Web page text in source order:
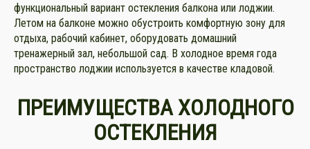
функциональный вариант остекления балкона или лоджии.
Летом на балконе можно обустроить комфортную зону для
отдыха, рабочий кабинет, оборудовать домашний
тренажерный зал, небольшой сад. В холодное время года
пространство лоджии используется в качестве кладовой.
ПРЕИМУЩЕСТВА ХОЛОДНОГО
ОСТЕКЛЕНИЯ